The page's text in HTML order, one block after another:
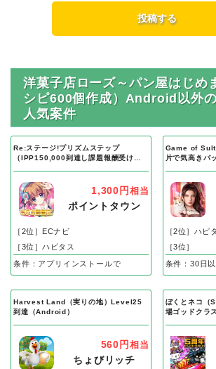
洋菓子店ローズ～パン屋はじめ
シピ600個作成）Android以外
人気案件
Re:ステージ!プリズムステップ
（IPP150,000到達し課題報酬受け取
1,300円 相当
ポイントタウン
［2位］ECナビ
［3位］ハピタス
条件：アプリインストールで
Game of
片で気高きバ
［2位］ハピ
［3位］
条件：30日
Harvest Land（実りの地）Level25
到達（Android）
560円 相当
ちょびリッチ
ぼくとネコ（
場ゴッドクラ